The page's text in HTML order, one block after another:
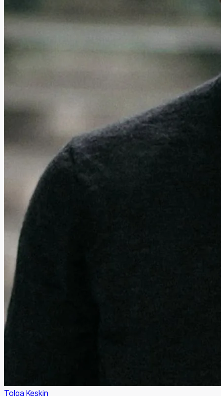
Tolga Keskin